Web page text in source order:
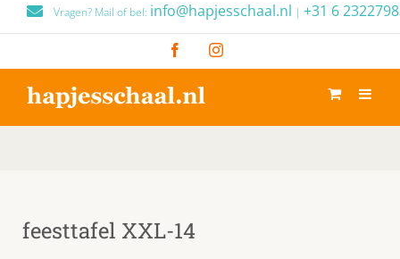
Vragen? Mail of bel: info@hapjesschaal.nl | +31 6
FacebookInstagram
feesttafel XXL-14